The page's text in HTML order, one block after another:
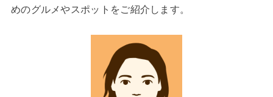
めのグルメやスポットをご紹介します。